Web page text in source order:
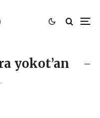
yokot’an